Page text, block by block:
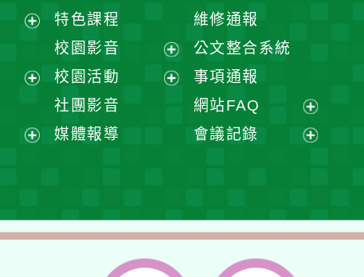
展
開
單
選
選
單
特色課程
校園影音
展
開
校園活動
社團影音
媒體報導
維修通報
公文整合系統
事項通報
網站FAQ
展
會議記錄
單